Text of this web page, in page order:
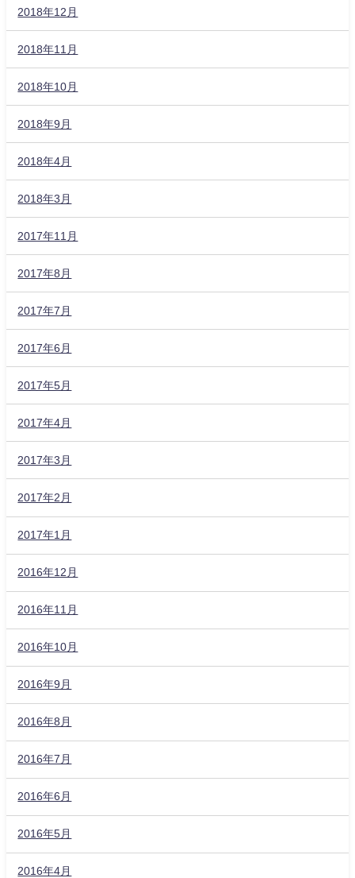
2018年12月
2018年11月
2018年10月
2018年9月
2018年4月
2018年3月
2017年11月
2017年8月
2017年7月
2017年6月
2017年5月
2017年4月
2017年3月
2017年2月
2017年1月
2016年12月
2016年11月
2016年10月
2016年9月
2016年8月
2016年7月
2016年6月
2016年5月
2016年4月